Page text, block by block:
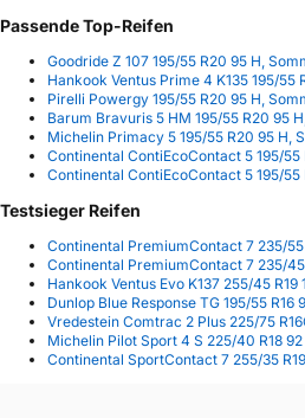
Passende Top-Reifen
Goodride Z 107 195/55 R20 95 H,
Hankook Ventus Prime 4 K135 195/55
Pirelli Powergy 195/55 R20 95 H,
Barum Bravuris 5 HM 195/55 R20 95
Michelin Primacy 5 195/55 R20 95 H,
Continental ContiEcoContact 5 195/
Continental ContiEcoContact 5 195/
Testsieger Reifen
Continental PremiumContact 7 235/
Continental PremiumContact 7 235/
Hankook Ventus Evo K137 255/45
Dunlop Blue Response TG 195/55 R16
Vredestein Comtrac 2 Plus 225/75
Michelin Pilot Sport 4 S 225/40 R18
Continental SportContact 7 255/35